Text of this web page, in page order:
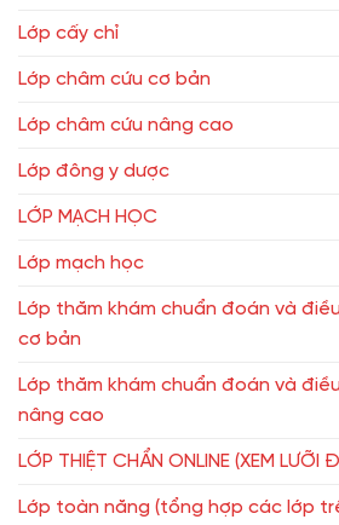
Lớp cấy chỉ
Lớp châm cứu cơ bản
Lớp châm cứu nâng cao
Lớp đông y dược
LỚP MẠCH HỌC
Lớp mạch học
Lớp thăm khám chuẩn đoán và
cơ bản
Lớp thăm khám chuẩn đoán và
nâng cao
LỚP THIỆT CHẨN ONLINE (XEM LƯỠI
Lớp toàn năng (tổng hợp các lớp